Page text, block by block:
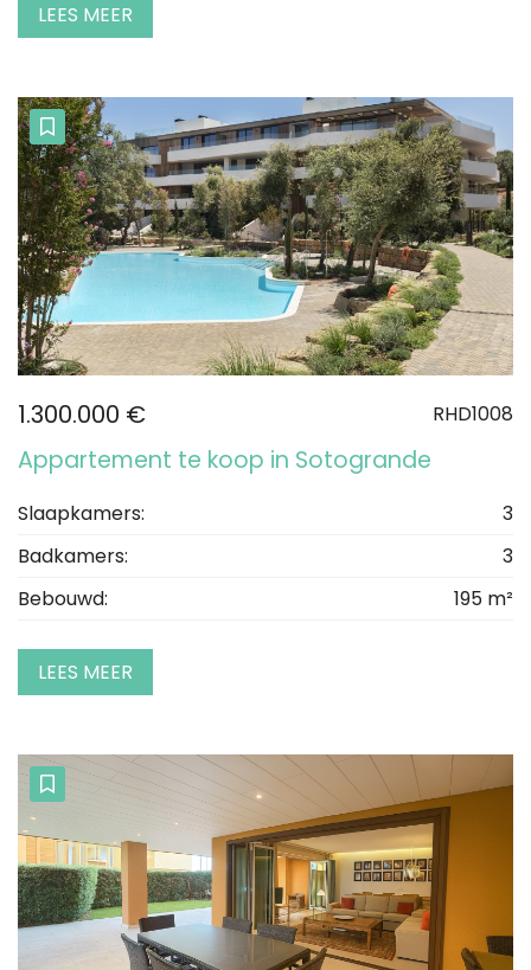
LEES MEER
1.300.000 € RHD1008
Appartement te koop in Sotogrande
Slaapkamers:
3
Badkamers:
3
Bebouwd:
195 m²
LEES MEER